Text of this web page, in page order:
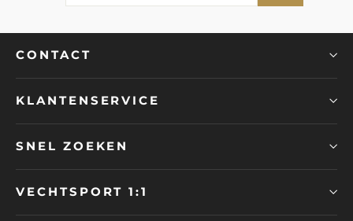
CONTACT
KLANTENSERVICE
SNEL ZOEKEN
VECHTSPORT 1:1